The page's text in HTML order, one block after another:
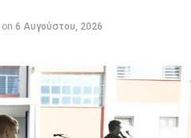
on 6 Αυγούστου, 2026